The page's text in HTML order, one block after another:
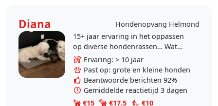
Diana
Hondenopvang Helmond
15+ jaar ervaring in het oppassen
op diverse hondenrassen… Wat
begon als een passie voor familie,
en vrienden is uitgegroeid tot
oppassen op honden..
Ervaring: > 10 jaar
Past op: grote en kleine honden
Beantwoorde berichten 92%
Gemiddelde reactietijd 3 dagen
€15
€17.5
€10